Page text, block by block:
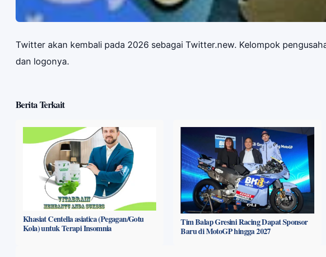
Twitter akan kembali pada 2026 sebagai Twitter.new. Kelompok
dan logonya.
Berita Terkait
Khasiat Centella asiatica (Pegagan/Gotu
Kola) untuk Terapi Insomnia
Tim Balap Gresini Racing Dapat Sponsor
Baru di MotoGP hingga 2027